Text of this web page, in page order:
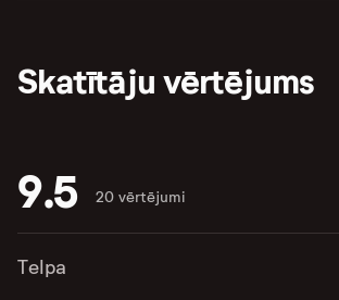
Skatītāju vērtējums
9.5 20 vērtējumi
Telpa